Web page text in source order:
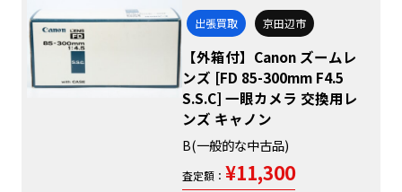
出張買取 京田辺市
【外箱付】Canon ズームレ
ンズ [FD 85-300mm F4.5
S.S.C] 一眼カメラ 交換用レ
ンズ キャノン
B(一般的な中古品)
査定額： ¥11,300